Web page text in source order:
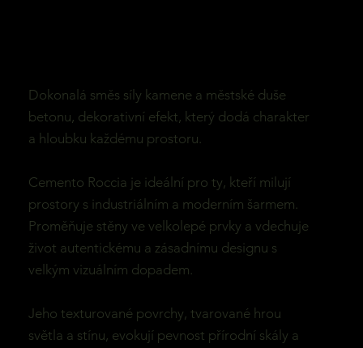
Dokonalá směs síly kamene a městské duše
betonu, dekorativní efekt, který dodá charakter
a hloubku každému prostoru.
Cemento Roccia je ideální pro ty, kteří milují
prostory s industriálním a moderním šarmem.
Proměňuje stěny ve velkolepé prvky a vdechuje
život autentickému a zásadnímu designu s
velkým vizuálním dopadem.
Jeho texturované povrchy, tvarované hrou
světla a stínu, evokují pevnost přírodní skály a